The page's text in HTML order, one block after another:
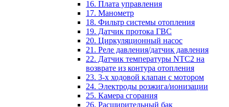
16. Плата управления
17. Манометр
18. Фильтр системы отопления
19. Датчик протока ГВС
20. Циркуляционный насос
21. Реле давления/датчик давления
22. Датчик температуры NTC2 на
возврате из контура отопления
23. 3-х ходовой клапан с мотором
24. Электроды розжига/ионизации
25. Камера сгорания
26. Расширительный бак